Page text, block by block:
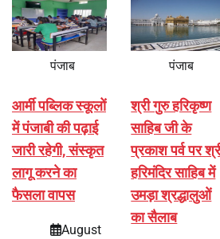
पंजाब
आर्मी पब्लिक स्कूलों
में पंजाबी की पढ़ाई
जारी रहेगी, संस्कृत
लागू करने का
फैसला वापस
August
पंजाब
श्री गुरु हरिकृष्ण
साहिब जी के
प्रकाश पर्व पर
हरिमंदिर साहिब में
उमड़ा श्रद्धालुओं
का सैलाब